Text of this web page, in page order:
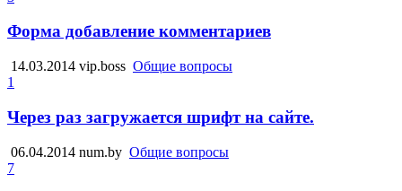
Форма добавление комментариев
14.03.2014 vip.boss Общие вопросы
1
Через раз загружается шрифт на сайте.
06.04.2014 num.by Общие вопросы
7